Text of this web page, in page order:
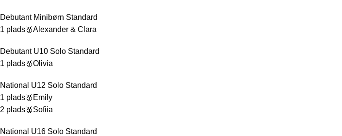
Debutant Minibørn Standard
1 plads🥇Alexander & Clara
Debutant U10 Solo Standard
1 plads🥇Olivia
National U12 Solo Standard
1 plads🥇Emily
2 plads🥈Sofiia
National U16 Solo Standard